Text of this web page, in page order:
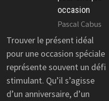
occasion
Pascal Cabus
Trouver le présent idéal
pour une occasion spéciale
représente souvent un défi
stimulant. Qu’il s’agisse
d’un anniversaire, d’un